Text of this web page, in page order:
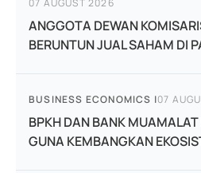
07 AUGUST 2026
ANGGOTA DEWAN
BERUNTUN JUAL SAHAM DI
BUSINESS ECONOMICS |07
BPKH DAN BANK MUAMALAT
GUNA KEMBANGKAN